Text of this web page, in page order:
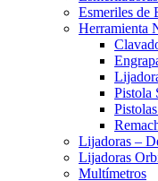
Esmeriles de
Herramienta
Pistola
Lijadoras –
Lijadoras
Multímetros